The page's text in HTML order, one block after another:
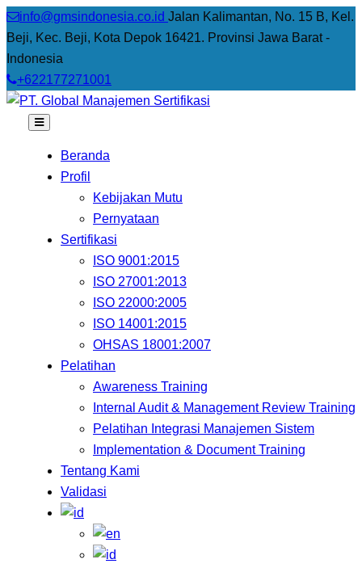
info@gmsindonesia.co.id Jalan Kalimantan, No. 15 B, Kel.
Beji, Kec. Beji, Kota Depok 16421. Provinsi Jawa Barat -
Indonesia
+622177271001
Beranda
Profil
Kebijakan Mutu
Pernyataan
Sertifikasi
ISO 9001:2015
ISO 27001:2013
ISO 22000:2005
ISO 14001:2015
OHSAS 18001:2007
Pelatihan
Awareness Training
Internal Audit & Management Review Training
Pelatihan Integrasi Manajemen Sistem
Implementation & Document Training
Tentang Kami
Validasi